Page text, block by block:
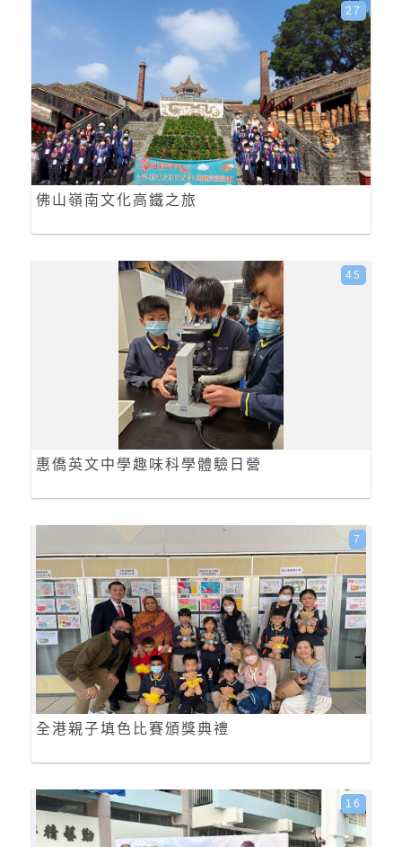
佛山嶺南文化高鐵之旅
27
惠僑英文中學趣味科學體驗日營
45
全港親子填色比賽頒獎典禮
7
16